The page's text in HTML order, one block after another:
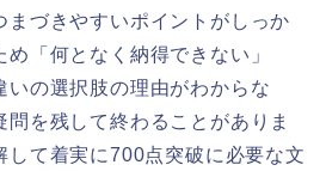
まづきやすいポイントがしっか
「何となく納得できない」
いの選択肢の理由がわからな
を残して終わることがありま
して着実に700点突破に必要な文